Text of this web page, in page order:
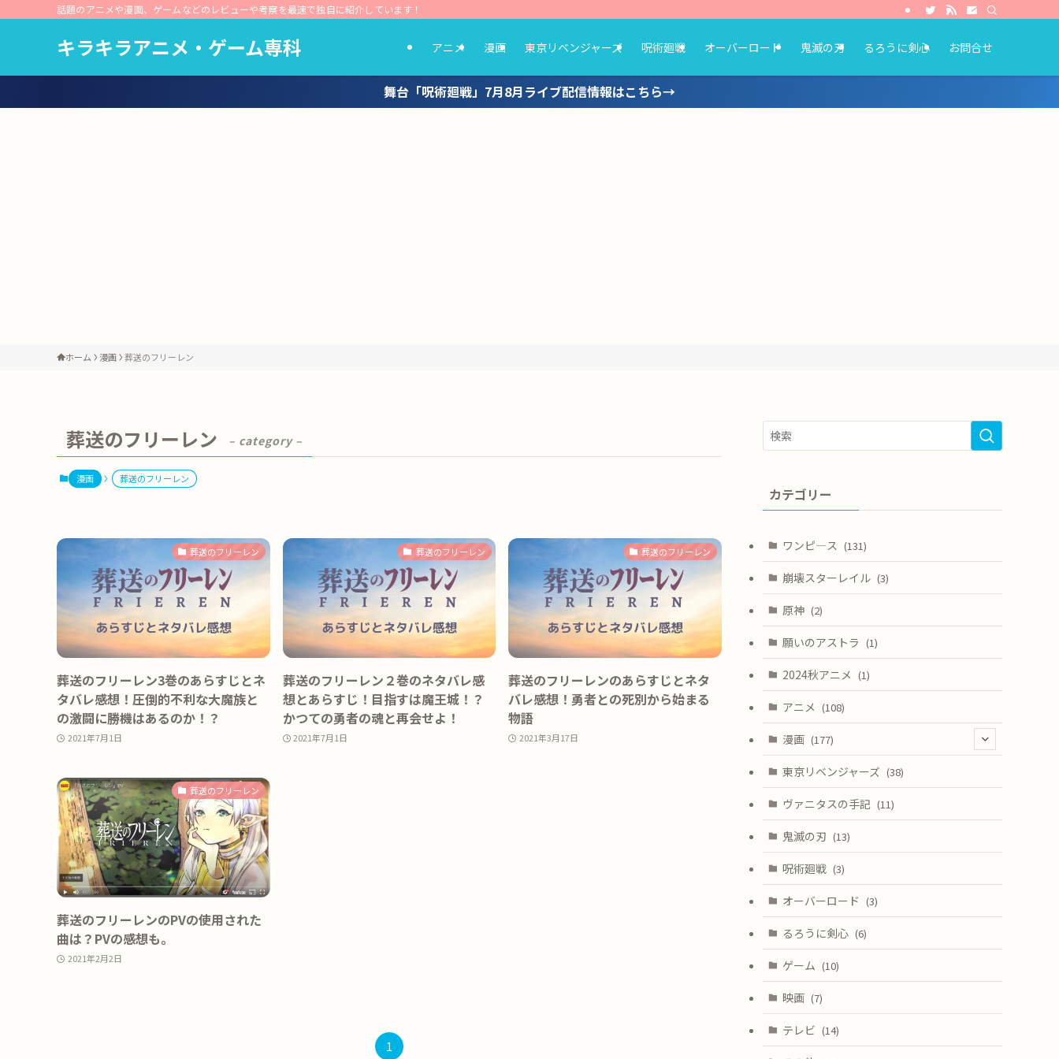
話題のアニメや漫画、ゲームなどのレビューや考察を最速で独自に紹介しています！
キラキラアニメ・ゲーム専科 アニメ 漫画 東京リベンジャーズ 呪術廻戦 オーバーロード 鬼滅の刃 るろうに剣心 お問合せ
舞台「呪術廻戦」7月8月ライブ配信情報はこちら→
ホーム 漫画 葬送のフリーレン
葬送のフリーレン – category –
漫画 葬送のフリーレン
葬送のフリーレン
葬送のフリーレン3巻のあらすじとネ
タバレ感想！圧倒的不利な大魔族と
の激闘に勝機はあるのか！？
2021年7月1日
葬送のフリーレン
葬送のフリーレン２巻のネタバレ感
想とあらすじ！目指すは魔王城！？
かつての勇者の魂と再会せよ！
2021年7月1日
葬送のフリーレン
葬送のフリーレンのあらすじとネタ
バレ感想！勇者との死別から始まる
物語
2021年3月17日
葬送のフリーレン
葬送のフリーレンのPVの使用された
曲は？PVの感想も。
2021年2月2日
1
カテゴリー
ワンピ―ス (131)
崩壊スターレイル (3)
原神 (2)
願いのアストラ (1)
2024秋アニメ (1)
アニメ (108)
漫画 (177)
(4)
東京リベンジャーズ (38)
ヴァニタスの手記 (11)
鬼滅の刃 (13)
呪術廻戦 (3)
オーバーロード (3)
るろうに剣心 (6)
ゲーム (10)
映画 (7)
テレビ (14)